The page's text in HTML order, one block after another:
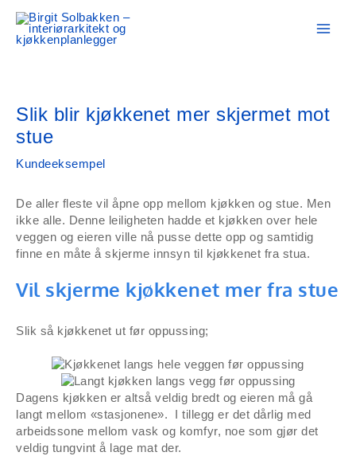
rett
Slik blir kjøkkenet mer skjermet mot
stue
Kundeeksempel
De aller fleste vil åpne opp mellom kjøkken og stue. Men
ikke alle. Denne leiligheten hadde et kjøkken over hele
veggen og eieren ville nå pusse dette opp og samtidig
finne en måte å skjerme innsyn til kjøkkenet fra stua.
Vil skjerme kjøkkenet mer fra stue
Slik så kjøkkenet ut før oppussing;
Dagens kjøkken er altså veldig bredt og eieren må gå
langt mellom «stasjonene». I tillegg er det dårlig med
arbeidssone mellom vask og komfyr, noe som gjør det
veldig tungvint å lage mat der.